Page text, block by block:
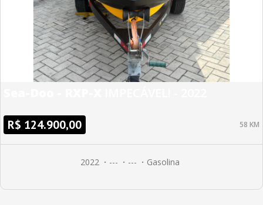
R$ 124.900,00 58 KM
2022 --- --- Gasolina